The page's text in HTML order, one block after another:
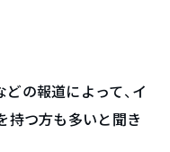
の報道によって、イ
持つ方も多いと聞き